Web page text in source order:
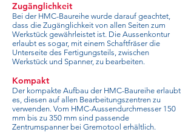
Zugänglichkeit
Bei der HMC-Baureihe wurde darauf geachtet,
dass die Zugänglichkeit von allen Seiten zum
Werkstück gewährleistet ist. Die Aussenkontur
erlaubt es sogar, mit einem Schaftfräser die
Unterseite des Fertigungsteils, zwischen
Werkstück und Spanner, zu bearbeiten.
Kompakt
Der kompakte Aufbau der HMC-Baureihe erlaubt
es, diesen auf allen Bearbeitungszentren zu
verwenden. Vom HMC-Aussendurchmesser 150
mm bis zu 350 mm sind passende
Zentrumspanner bei Gremotool erhältlich.